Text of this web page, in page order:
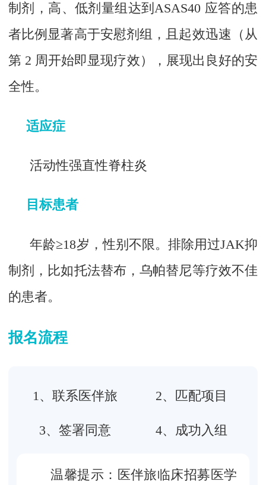
制剂，高、低剂量组达到ASAS40 应答的患
者比例显著高于安慰剂组，且起效迅速（从
第 2 周开始即显现疗效），展现出良好的安
全性。
适应症
活动性强直性脊柱炎
目标患者
年龄≥18岁，性别不限。排除用过JAK抑
制剂，比如托法替布，乌帕替尼等疗效不佳
的患者。
报名流程
1、联系医伴旅 2、匹配项目
3、签署同意 4、成功入组
温馨提示：医伴旅临床招募医学